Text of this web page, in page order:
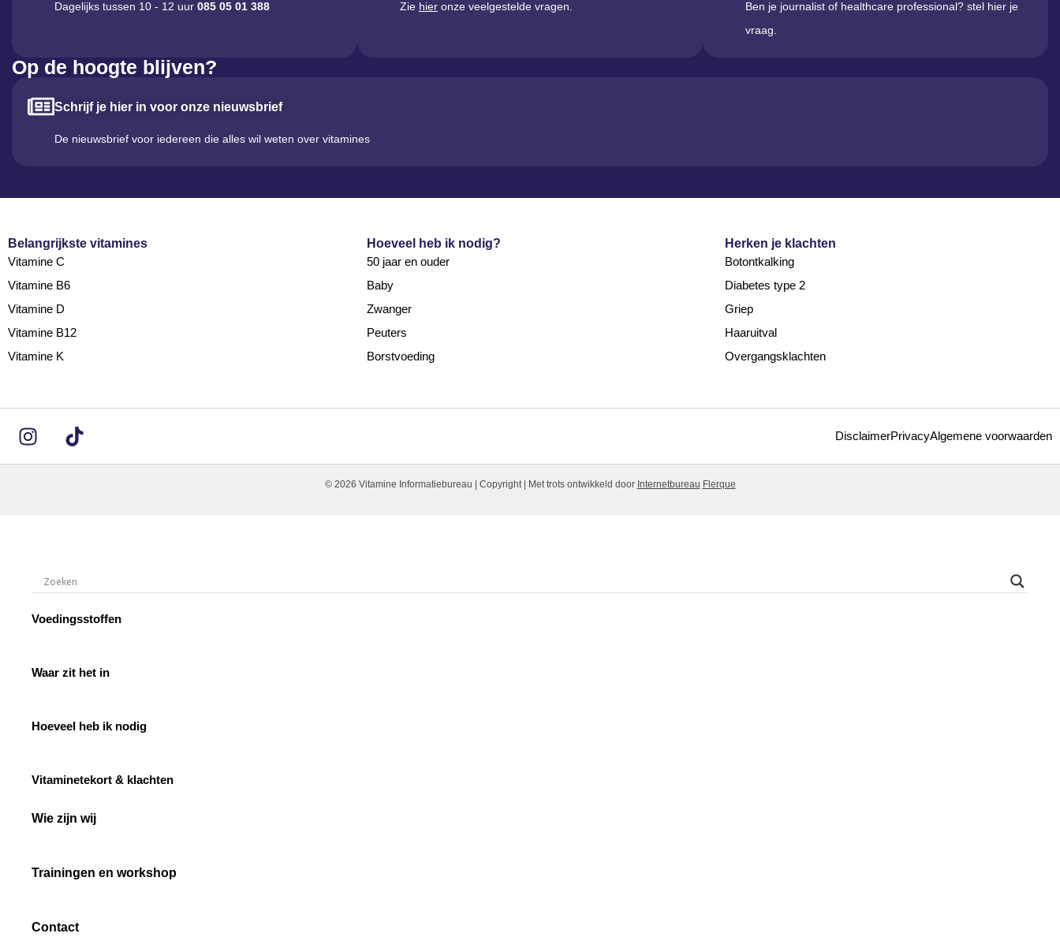
Dagelijks tussen 10 - 12 uur 085 05 01 388 Zie hier onze veelgestelde vragen.
Ben je journalist of healthcare professional? stel hier je
vraag.
Op de hoogte blijven?
Schrijf je hier in voor onze nieuwsbrief
De nieuwsbrief voor iedereen die alles wil weten over vitamines
Belangrijkste vitamines
Vitamine C
Vitamine B6
Vitamine D
Vitamine B12
Vitamine K
Hoeveel heb ik nodig?
50 jaar en ouder
Baby
Zwanger
Peuters
Borstvoeding
Herken je klachten
Botontkalking
Diabetes type 2
Griep
Haaruitval
Overgangsklachten
DisclaimerPrivacyAlgemene voorwaarden
© 2026 Vitamine Informatiebureau | Copyright | Met trots ontwikkeld door Internetbureau Flerque
Voedingsstoffen
Waar zit het in
Hoeveel heb ik nodig
Vitaminetekort & klachten
Wie zijn wij
Trainingen en workshop
Contact